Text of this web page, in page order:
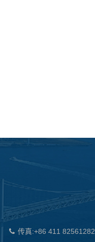
传真:+86 411 82561282